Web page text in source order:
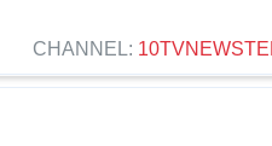
CHANNEL: